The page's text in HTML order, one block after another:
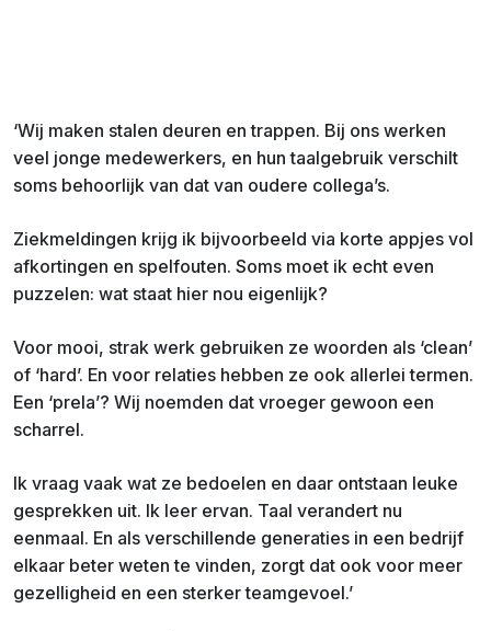
‘Wij maken stalen deuren en trappen. Bij ons werken
veel jonge medewerkers, en hun taalgebruik verschilt
soms behoorlijk van dat van oudere collega’s.
Ziekmeldingen krijg ik bijvoorbeeld via korte appjes vol
afkortingen en spelfouten. Soms moet ik echt even
puzzelen: wat staat hier nou eigenlijk?
Voor mooi, strak werk gebruiken ze woorden als ‘clean’
of ‘hard’. En voor relaties hebben ze ook allerlei termen.
Een ‘prela’? Wij noemden dat vroeger gewoon een
scharrel.
Ik vraag vaak wat ze bedoelen en daar ontstaan leuke
gesprekken uit. Ik leer ervan. Taal verandert nu
eenmaal. En als verschillende generaties in een bedrijf
elkaar beter weten te vinden, zorgt dat ook voor meer
gezelligheid en een sterker teamgevoel.’